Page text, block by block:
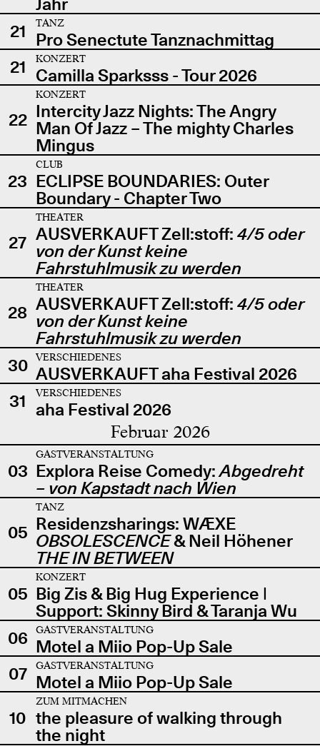
21
TANZ
Pro Senectute Tanznachmittag
21
KONZERT
Camilla Sparksss - Tour 2026
22
KONZERT
Intercity Jazz Nights: The Angry
Man Of Jazz – The mighty Charles
Mingus
23
CLUB
ECLIPSE BOUNDARIES: Outer
Boundary - Chapter Two
27
THEATER
AUSVERKAUFT Zell:stoff: 4/5 oder
von der Kunst keine
Fahrstuhlmusik zu werden
28
THEATER
AUSVERKAUFT Zell:stoff: 4/5 oder
von der Kunst keine
Fahrstuhlmusik zu werden
30
VERSCHIEDENES
AUSVERKAUFT aha Festival 2026
31
VERSCHIEDENES
aha Festival 2026
Februar 2026
03
GASTVERANSTALTUNG
Explora Reise Comedy:Abgedreht
– von Kapstadt nach Wien
05
TANZ
Residenzsharings: WÆXE
OBSOLESCENCE& Neil Höhener
THE IN BETWEEN
05
KONZERT
Big Zis & Big Hug Experience |
Support: Skinny Bird & Taranja Wu
06
GASTVERANSTALTUNG
Motel a Miio Pop-Up Sale
07
GASTVERANSTALTUNG
Motel a Miio Pop-Up Sale
10
ZUM MITMACHEN
the pleasure of walking through
the night